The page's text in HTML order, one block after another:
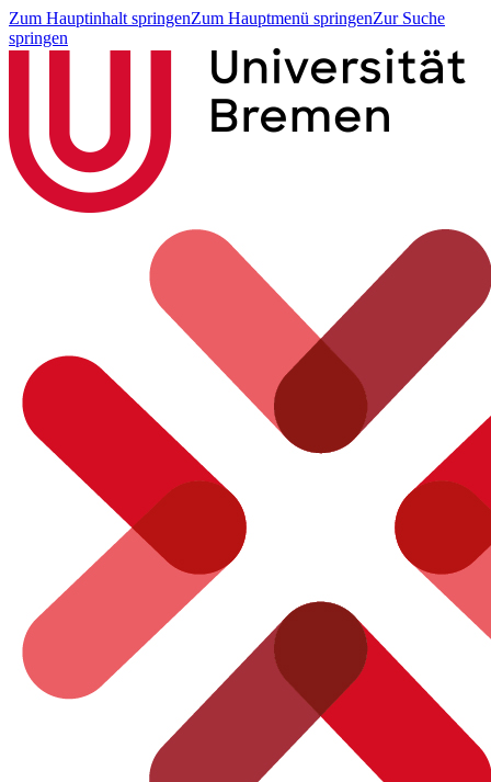
Zum Hauptinhalt springenZum Hauptmenü springenZur Suche
springen